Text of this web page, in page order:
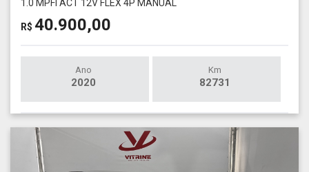
1.0 MPFI ACT 12V FLEX 4P MANUAL
R$ 40.900,00
Ano
2020
Km
82731